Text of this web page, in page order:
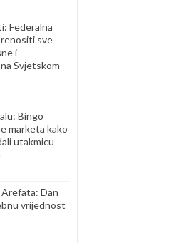
Federalna
sve
i
Svjetskom
Bingo
marketa kako
utakmicu
Arefata: Dan
vrijednost